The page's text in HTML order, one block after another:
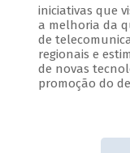
iniciativas que
a melhoria da
de
regionais e
de novas
promoção do